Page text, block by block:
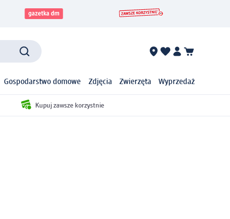
Gospodarstwo domowe Zdjęcia Zwierzęta Wyprzedaż
Kupuj zawsze korzystnie